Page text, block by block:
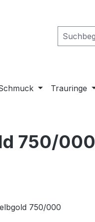
Trauringe
750/000